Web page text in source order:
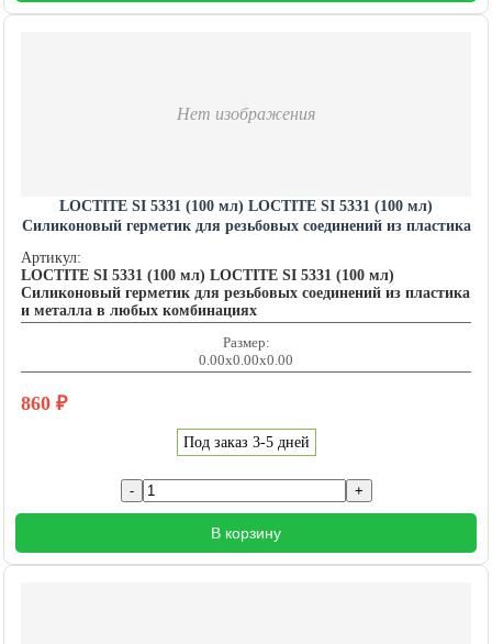
Нет изображения
LOCTITE SI 5331 (100 мл) LOCTITE SI 5331 (100 мл)
Силиконовый герметик для резьбовых соединений из пластика
Артикул:
LOCTITE SI 5331 (100 мл) LOCTITE SI 5331 (100 мл)
Силиконовый герметик для резьбовых соединений из пластика
и металла в любых комбинациях
Размер:
0.00x0.00x0.00
860 ₽
Под заказ 3-5 дней
В корзину